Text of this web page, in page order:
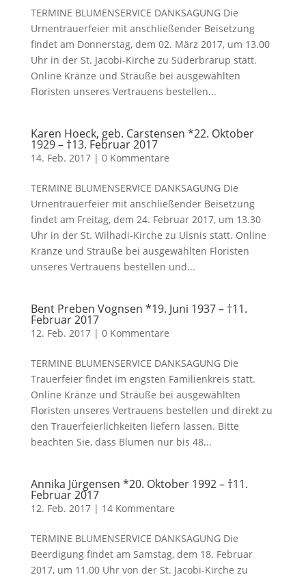
TERMINE BLUMENSERVICE DANKSAGUNG Die
Urnentrauerfeier mit anschließender Beisetzung
findet am Donnerstag, dem 02. März 2017, um 13.00
Uhr in der St. Jacobi-Kirche zu Süderbrarup statt.
Online Kränze und Sträuße bei ausgewählten
Floristen unseres Vertrauens bestellen...
Karen Hoeck, geb. Carstensen *22. Oktober
1929 – †13. Februar 2017
14. Feb. 2017| 0 Kommentare
TERMINE BLUMENSERVICE DANKSAGUNG Die
Urnentrauerfeier mit anschließender Beisetzung
findet am Freitag, dem 24. Februar 2017, um 13.30
Uhr in der St. Wilhadi-Kirche zu Ulsnis statt. Online
Kränze und Sträuße bei ausgewählten Floristen
unseres Vertrauens bestellen und...
Bent Preben Vognsen *19. Juni 1937 – †11.
Februar 2017
12. Feb. 2017| 0 Kommentare
TERMINE BLUMENSERVICE DANKSAGUNG Die
Trauerfeier findet im engsten Familienkreis statt.
Online Kränze und Sträuße bei ausgewählten
Floristen unseres Vertrauens bestellen und direkt zu
den Trauerfeierlichkeiten liefern lassen. Bitte
beachten Sie, dass Blumen nur bis 48...
Annika Jürgensen *20. Oktober 1992 – †11.
Februar 2017
12. Feb. 2017| 14 Kommentare
TERMINE BLUMENSERVICE DANKSAGUNG Die
Beerdigung findet am Samstag, dem 18. Februar
2017, um 11.00 Uhr von der St. Jacobi-Kirche zu